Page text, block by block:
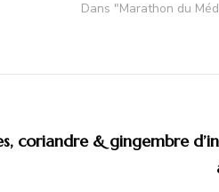
Dans "Marathon du
coriandre & gingembre